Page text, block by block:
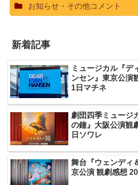
お知らせ・その他コメント
新着記事
ミュージカル『デ
ンセン』東京公演
1日マチネ
劇団四季ミュージ
の鐘』大阪公演観
日ソワレ
舞台『ウェンディ
京公演 観劇感想